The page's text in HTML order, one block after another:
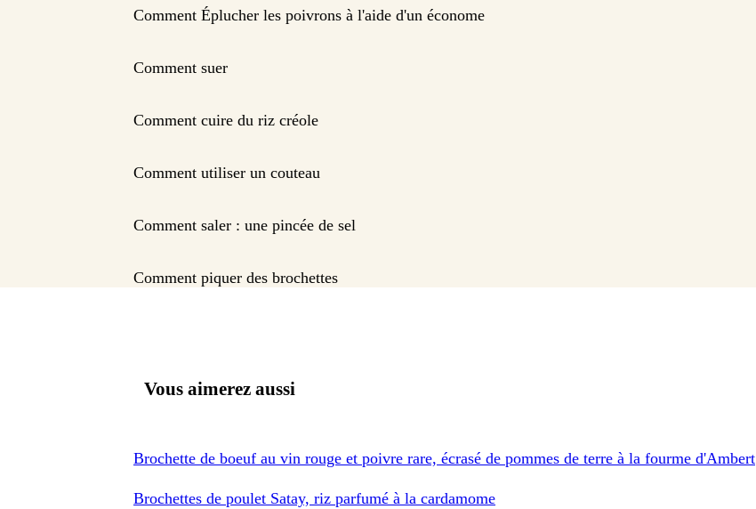
Comment Éplucher les poivrons à l'aide d'un économe
Comment suer
Comment cuire du riz créole
Comment utiliser un couteau
Comment saler : une pincée de sel
Comment piquer des brochettes
Vous aimerez aussi
Brochette de boeuf au vin rouge et poivre rare, écrasé de pommes de terre à la fourme d'Ambert
Brochettes de poulet Satay, riz parfumé à la cardamome